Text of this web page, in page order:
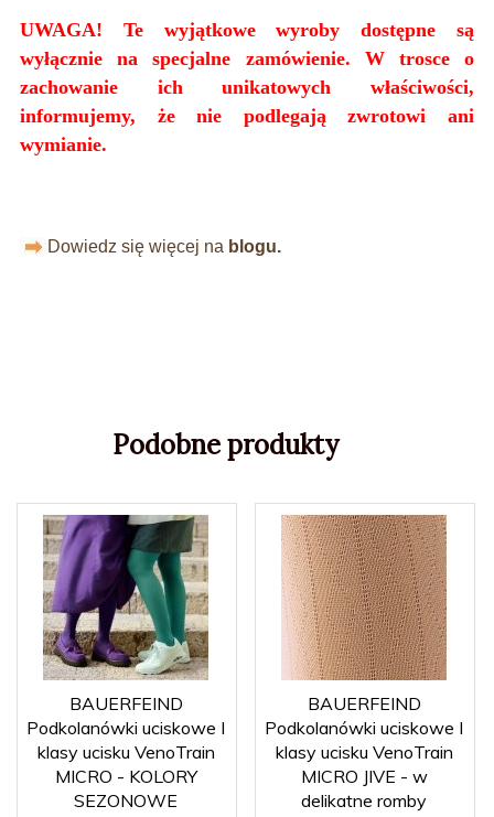
UWAGA! Te wyjątkowe wyroby dostępne są
wyłącznie na specjalne zamówienie. W trosce o
zachowanie ich unikatowych właściwości,
informujemy, że nie podlegają zwrotowi ani
wymianie.
Dowiedz się więcej na blogu.
Podobne produkty
BAUERFEIND
Podkolanówki uciskowe I
klasy ucisku VenoTrain
MICRO - KOLORY
SEZONOWE
BAUERFEIND
Podkolanówki uciskowe I
klasy ucisku VenoTrain
MICRO JIVE - w
delikatne romby